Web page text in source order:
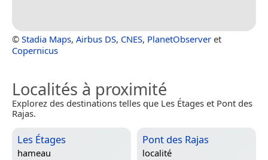
© Stadia Maps, Airbus DS, CNES, PlanetObserver et
Copernicus
Localités à proximité
Explorez des destinations telles que Les Étages et Pont des
Rajas.
Les Étages
hameau
Pont des Rajas
localité